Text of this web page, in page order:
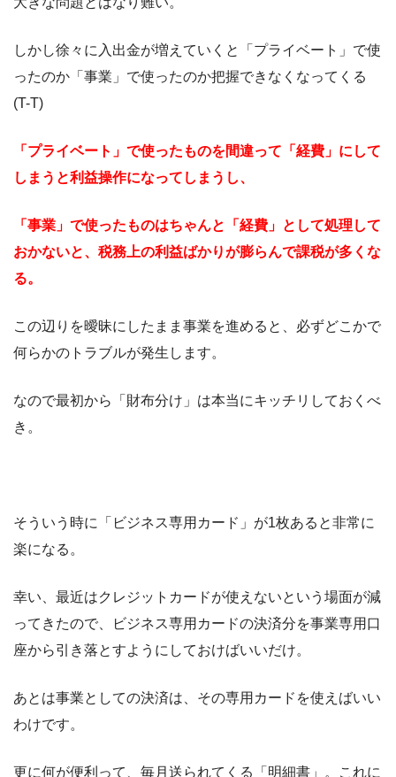
しかし徐々に入出金が増えていくと「プライベート」で使
ったのか「事業」で使ったのか把握できなくなってくる
(T-T)
「プライベート」で使ったものを間違って「経費」にして
しまうと利益操作になってしまうし、
「事業」で使ったものはちゃんと「経費」として処理して
おかないと、税務上の利益ばかりが膨らんで課税が多くな
る。
この辺りを曖昧にしたまま事業を進めると、必ずどこかで
何らかのトラブルが発生します。
なので最初から「財布分け」は本当にキッチリしておくべ
き。
そういう時に「ビジネス専用カード」が1枚あると非常に
楽になる。
幸い、最近はクレジットカードが使えないという場面が減
ってきたので、ビジネス専用カードの決済分を事業専用口
座から引き落とすようにしておけばいいだけ。
あとは事業としての決済は、その専用カードを使えばいい
わけです。
更に何が便利って、毎月送られてくる「明細書」。これに